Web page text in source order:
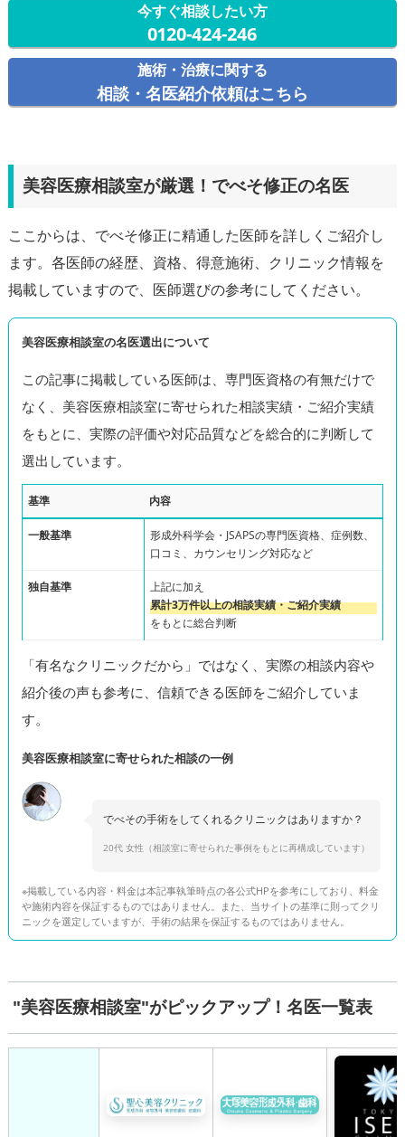
今すぐ相談したい方
0120-424-246
施術・治療に関する
相談・名医紹介依頼はこちら
美容医療相談室が厳選！でべそ修正の名医
ここからは、でべそ修正に精通した医師を詳しくご紹介し
ます。各医師の経歴、資格、得意施術、クリニック情報を
掲載していますので、医師選びの参考にしてください。
美容医療相談室の名医選出について
この記事に掲載している医師は、専門医資格の有無だけで
なく、美容医療相談室に寄せられた相談実績・ご紹介実績
をもとに、実際の評価や対応品質などを総合的に判断して
選出しています。
基準 内容
一般基準
形成外科学会・JSAPSの専門医資格、症例数、
口コミ、カウンセリング対応など
独自基準
上記に加え
累計3万件以上の相談実績・ご紹介実績
をもとに総合判断
「有名なクリニックだから」ではなく、実際の相談内容や
紹介後の声も参考に、信頼できる医師をご紹介していま
す。
美容医療相談室に寄せられた相談の一例
でべその手術をしてくれるクリニックはありますか？
20代 女性（相談室に寄せられた事例をもとに再構成しています）
※掲載している内容・料金は本記事執筆時点の各公式HPを参考にしており、料金
や施術内容を保証するものではありません。また、当サイトの基準に則ってクリ
ニックを選定していますが、手術の結果を保証するものではありません。
"美容医療相談室"がピックアップ！名医一覧表